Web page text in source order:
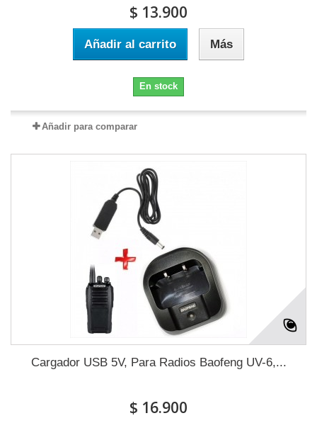
$ 13.900
Añadir al carrito Más
En stock
Añadir para comparar
Cargador USB 5V, Para Radios Baofeng UV-6,...
$ 16.900